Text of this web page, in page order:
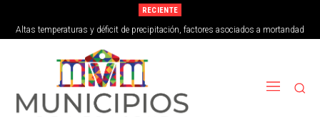
RECIENTE
Altas temperaturas y déficit de precipitación, factores asociados a mortandad
de peces en Vega de Alatorre